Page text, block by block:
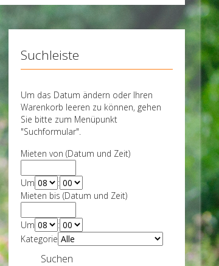
Suchleiste
Um das Datum ändern oder Ihren
Warenkorb leeren zu können, gehen
Sie bitte zum Menüpunkt
"Suchformular".
Mieten von (Datum und Zeit)
Um
:
Mieten bis (Datum und Zeit)
Um
:
Kategorie
Suchen